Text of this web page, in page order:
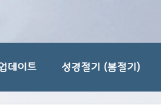
데이트 성경절기 (봄절기)